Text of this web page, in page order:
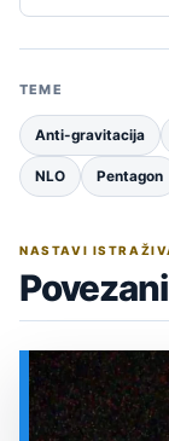
TEME
Anti-gravitacija
NLO Pentagon
NASTAVI